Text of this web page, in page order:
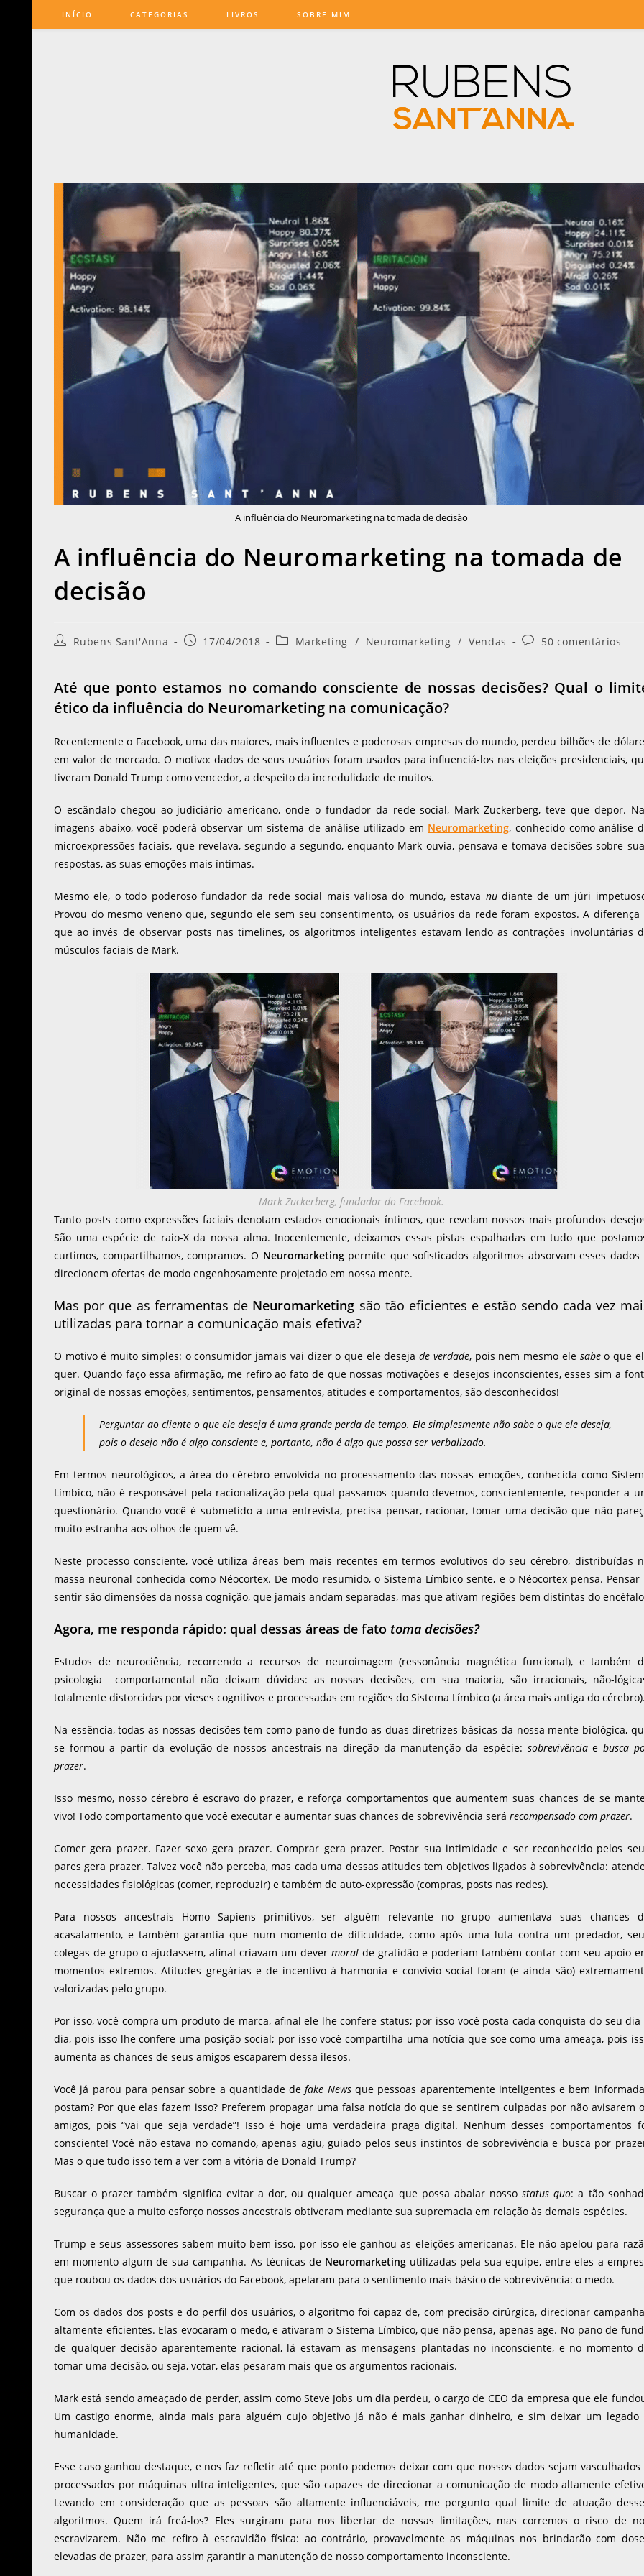
INÍCIO CATEGORIAS LIVROS SOBRE MIM
A influência do Neuromarketing na tomada de decisão
A influência do Neuromarketing na tomada de
decisão
Rubens Sant'Anna 17/04/2018 Marketing / Neuromarketing / Vendas 50 comentários
Até que ponto estamos no comando consciente de nossas decisões? Qual o
ético da influência do Neuromarketing na comunicação?
Recentemente o Facebook, uma das maiores, mais influentes e poderosas empresas do mundo, perdeu bilhões de
em valor de mercado. O motivo: dados de seus usuários foram usados para influenciá-los nas eleições presidenciais,
tiveram Donald Trump como vencedor, a despeito da incredulidade de muitos.
O escândalo chegou ao judiciário americano, onde o fundador da rede social, Mark Zuckerberg, teve que depor.
imagens abaixo, você poderá observar um sistema de análise utilizado em Neuromarketing, conhecido como análise
microexpressões faciais, que revelava, segundo a segundo, enquanto Mark ouvia, pensava e tomava decisões sobre
respostas, as suas emoções mais íntimas.
Mesmo ele, o todo poderoso fundador da rede social mais valiosa do mundo, estava nudiante de um júri
Provou do mesmo veneno que, segundo ele sem seu consentimento, os usuários da rede foram expostos. A diferença
que ao invés de observar posts nas timelines, os algoritmos inteligentes estavam lendo as contrações involuntárias
músculos faciais de Mark.
Mark Zuckerberg, fundador do Facebook.
Tanto posts como expressões faciais denotam estados emocionais íntimos, que revelam nossos mais profundos
São uma espécie de raio-X da nossa alma. Inocentemente, deixamos essas pistas espalhadas em tudo que
curtimos, compartilhamos, compramos. O Neuromarketingpermite que sofisticados algoritmos absorvam esses dados
direcionem ofertas de modo engenhosamente projetado em nossa mente.
Mas por que as ferramentas de Neuromarketing são tão eficientes e estão sendo cada vez
utilizadas para tornar a comunicação mais efetiva?
O motivo é muito simples: o consumidor jamais vai dizer o que ele desejade verdade, pois nem mesmo ele sabeo que
quer. Quando faço essa afirmação, me refiro ao fato de que nossas motivações e desejos inconscientes, esses sim a
original de nossas emoções, sentimentos, pensamentos, atitudes e comportamentos, são desconhecidos!
Perguntar ao cliente o que ele deseja é uma grande perda de tempo. Ele simplesmente não sabe o que ele deseja,
pois o desejo não é algo consciente e, portanto, não é algo que possa ser verbalizado.
Em termos neurológicos, a área do cérebro envolvida no processamento das nossas emoções, conhecida como
Límbico, não é responsável pela racionalização pela qual passamos quando devemos, conscientemente, responder a
questionário. Quando você é submetido a uma entrevista, precisa pensar, racionar, tomar uma decisão que não
muito estranha aos olhos de quem vê.
Neste processo consciente, você utiliza áreas bem mais recentes em termos evolutivos do seu cérebro, distribuídas
massa neuronal conhecida como Néocortex. De modo resumido, o Sistema Límbico sente, e o Néocortex pensa. Pensar
sentir são dimensões da nossa cognição, que jamais andam separadas, mas que ativam regiões bem distintas do
Agora, me responda rápido: qual dessas áreas de fato toma decisões?
Estudos de neurociência, recorrendo a recursos de neuroimagem (ressonância magnética funcional), e também
psicologia comportamental não deixam dúvidas: as nossas decisões, em sua maioria, são irracionais, não-
totalmente distorcidas por vieses cognitivos e processadas em regiões do Sistema Límbico (a área mais antiga do cérebro).
Na essência, todas as nossas decisões tem como pano de fundo as duas diretrizes básicas da nossa mente biológica,
se formou a partir da evolução de nossos ancestrais na direção da manutenção da espécie: sobrevivênciae busca
prazer.
Isso mesmo, nosso cérebro é escravo do prazer, e reforça comportamentos que aumentem suas chances de se
vivo! Todo comportamento que você executar e aumentar suas chances de sobrevivência será recompensado com prazer.
Comer gera prazer. Fazer sexo gera prazer. Comprar gera prazer. Postar sua intimidade e ser reconhecido pelos
pares gera prazer. Talvez você não perceba, mas cada uma dessas atitudes tem objetivos ligados à sobrevivência:
necessidades fisiológicas (comer, reproduzir) e também de auto-expressão (compras, posts nas redes).
Para nossos ancestrais Homo Sapiens primitivos, ser alguém relevante no grupo aumentava suas chances
acasalamento, e também garantia que num momento de dificuldade, como após uma luta contra um predador,
colegas de grupo o ajudassem, afinal criavam um dever moral de gratidão e poderiam também contar com seu apoio
momentos extremos. Atitudes gregárias e de incentivo à harmonia e convívio social foram (e ainda são)
valorizadas pelo grupo.
Por isso, você compra um produto de marca, afinal ele lhe confere status; por isso você posta cada conquista do seu dia
dia, pois isso lhe confere uma posição social; por isso você compartilha uma notícia que soe como uma ameaça, pois
aumenta as chances de seus amigos escaparem dessa ilesos.
Você já parou para pensar sobre a quantidade defake Newsque pessoas aparentemente inteligentes e bem
postam? Por que elas fazem isso? Preferem propagar uma falsa notícia do que se sentirem culpadas por não avisarem
amigos, pois “vai que seja verdade”! Isso é hoje uma verdadeira praga digital. Nenhum desses comportamentos
consciente! Você não estava no comando, apenas agiu, guiado pelos seus instintos de sobrevivência e busca por
Mas o que tudo isso tem a ver com a vitória de Donald Trump?
Buscar o prazer também significa evitar a dor, ou qualquer ameaça que possa abalar nossostatus quo: a tão
segurança que a muito esforço nossos ancestrais obtiveram mediante sua supremacia em relação às demais espécies.
Trump e seus assessores sabem muito bem isso, por isso ele ganhou as eleições americanas. Ele não apelou para
em momento algum de sua campanha. As técnicas de Neuromarketingutilizadas pela sua equipe, entre eles a
que roubou os dados dos usuários do Facebook, apelaram para o sentimento mais básico de sobrevivência: o medo.
Com os dados dos posts e do perfil dos usuários, o algoritmo foi capaz de, com precisão cirúrgica, direcionar
altamente eficientes. Elas evocaram o medo, e ativaram o Sistema Límbico, que não pensa, apenas age. No pano de
de qualquer decisão aparentemente racional, lá estavam as mensagens plantadas no inconsciente, e no momento
tomar uma decisão, ou seja, votar, elas pesaram mais que os argumentos racionais.
Mark está sendo ameaçado de perder, assim como Steve Jobs um dia perdeu, o cargo de CEO da empresa que ele
Um castigo enorme, ainda mais para alguém cujo objetivo já não é mais ganhar dinheiro, e sim deixar um legado
humanidade.
Esse caso ganhou destaque, e nos faz refletir até que ponto podemos deixar com que nossos dados sejam vasculhados
processados por máquinas ultra inteligentes, que são capazes de direcionar a comunicação de modo altamente
Levando em consideração que as pessoas são altamente influenciáveis, me pergunto qual limite de atuação
algoritmos. Quem irá freá-los? Eles surgiram para nos libertar de nossas limitações, mas corremos o risco de
escravizarem. Não me refiro à escravidão física: ao contrário, provavelmente as máquinas nos brindarão com
elevadas de prazer, para assim garantir a manutenção de nosso comportamento inconsciente.